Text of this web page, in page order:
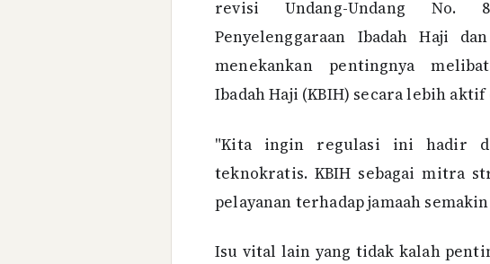
revisi Undang-Undang No.
Penyelenggaraan Ibadah Haji
menekankan pentingnya
Ibadah Haji (KBIH) secara lebih
"Kita ingin regulasi ini hadir
teknokratis. KBIH sebagai mitra
pelayanan terhadap jamaah
Isu vital lain yang tidak kalah